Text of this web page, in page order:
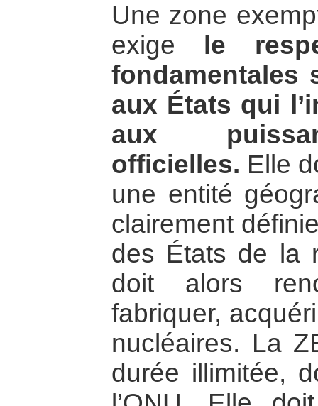
Une zone
exige
le
fondamentales
aux États qui
aux
officielles. Elle
une entité
clairement
des États de la
doit alors
fabriquer,
nucléaires. La
durée illimitée,